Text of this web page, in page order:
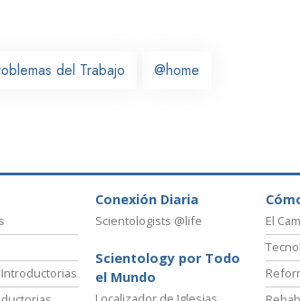
del Trabajo @home
Conexión Diaria
Scientologists @life
Scientology por Todo
el Mundo
El